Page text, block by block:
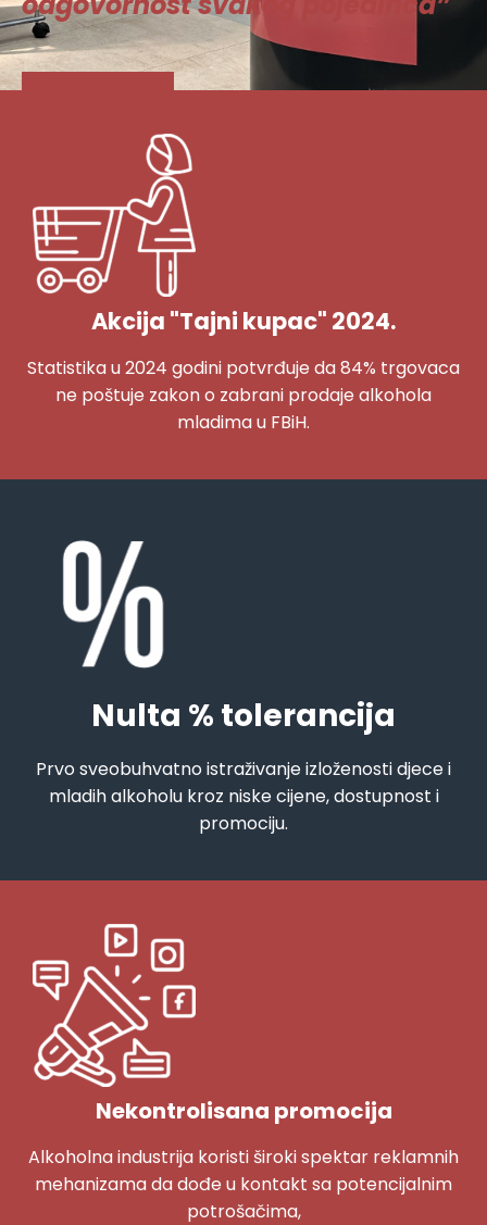
Akcija "Tajni kupac" 2024.
Statistika u 2024 godini potvrđuje da 84% trgovaca
ne poštuje zakon o zabrani prodaje alkohola
mladima u FBiH.
Nulta % tolerancija
Prvo sveobuhvatno istraživanje izloženosti djece i
mladih alkoholu kroz niske cijene, dostupnost i
promociju.
Nekontrolisana promocija
Alkoholna industrija koristi široki spektar reklamnih
mehanizama da dođe u kontakt sa potencijalnim
potrošačima,